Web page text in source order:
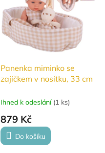
Panenka miminko se
zajíčkem v nosítku, 33 cm
Ihned k odeslání (1 ks)
879 Kč
Do košíku